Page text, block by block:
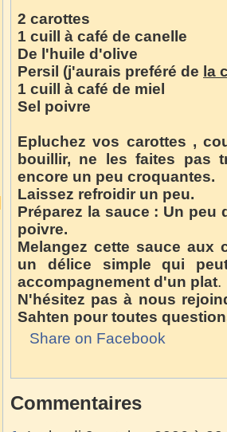
2 carottes
1 cuill à café de canelle
De l'huile d'olive
Persil (j'aurais preféré de la
1 cuill à café de miel
Sel poivre
Epluchez vos carottes ,
bouillir, ne les faites pas
encore un peu croquantes.
Laissez refroidir un peu.
Préparez la sauce : Un peu
poivre.
Melangez cette sauce aux
un délice simple qui
accompagnement d'un plat.
N'hésitez pas à nous
Sahten pour toutes
Share on Facebook
Commentaires